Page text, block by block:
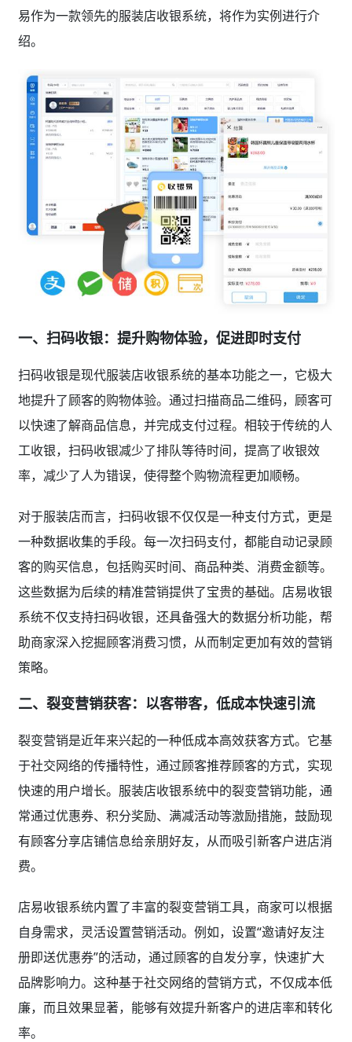
易作为一款领先的服装店收银系统，将作为实例进行介
绍。
一、扫码收银：提升购物体验，促进即时支付
扫码收银是现代服装店收银系统的基本功能之一，它极大
地提升了顾客的购物体验。通过扫描商品二维码，顾客可
以快速了解商品信息，并完成支付过程。相较于传统的人
工收银，扫码收银减少了排队等待时间，提高了收银效
率，减少了人为错误，使得整个购物流程更加顺畅。
对于服装店而言，扫码收银不仅仅是一种支付方式，更是
一种数据收集的手段。每一次扫码支付，都能自动记录顾
客的购买信息，包括购买时间、商品种类、消费金额等。
这些数据为后续的精准营销提供了宝贵的基础。店易收银
系统不仅支持扫码收银，还具备强大的数据分析功能，帮
助商家深入挖掘顾客消费习惯，从而制定更加有效的营销
策略。
二、裂变营销获客：以客带客，低成本快速引流
裂变营销是近年来兴起的一种低成本高效获客方式。它基
于社交网络的传播特性，通过顾客推荐顾客的方式，实现
快速的用户增长。服装店收银系统中的裂变营销功能，通
常通过优惠券、积分奖励、满减活动等激励措施，鼓励现
有顾客分享店铺信息给亲朋好友，从而吸引新客户进店消
费。
店易收银系统内置了丰富的裂变营销工具，商家可以根据
自身需求，灵活设置营销活动。例如，设置“邀请好友注
册即送优惠券”的活动，通过顾客的自发分享，快速扩大
品牌影响力。这种基于社交网络的营销方式，不仅成本低
廉，而且效果显著，能够有效提升新客户的进店率和转化
率。